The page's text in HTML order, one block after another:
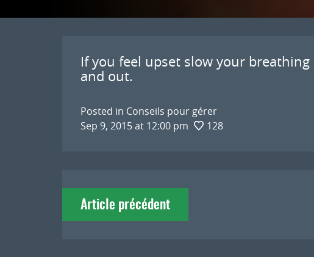
If you feel upset slow your
and out.
Posted in Conseils pour gérer
Sep 9, 2015 at 12:00 pm
128
Navigation
deArticle précédent